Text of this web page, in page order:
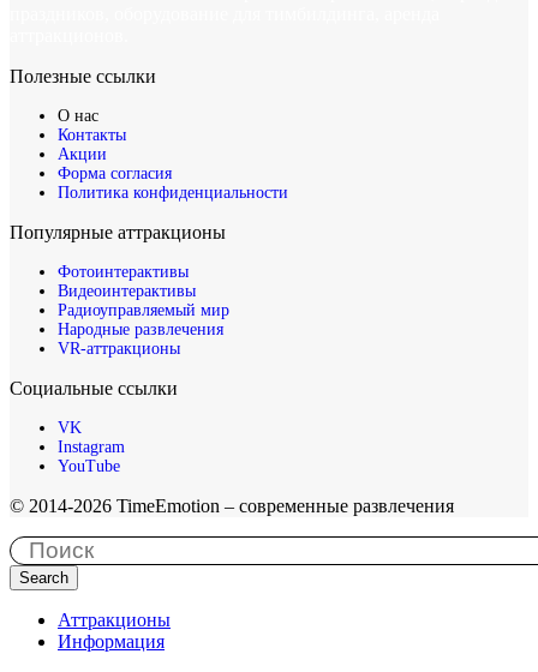
Полезные ссылки
О нас
Контакты
Акции
Форма согласия
Политика конфиденциальности
Популярные аттракционы
Фотоинтерактивы
Видеоинтерактивы
Радиоуправляемый мир
Народные развлечения
VR-аттракционы
Социальные ссылки
VK
Instagram
YouTube
© 2014-2026 TimeEmotion – современные развлечения
Search
Аттракционы
Информация